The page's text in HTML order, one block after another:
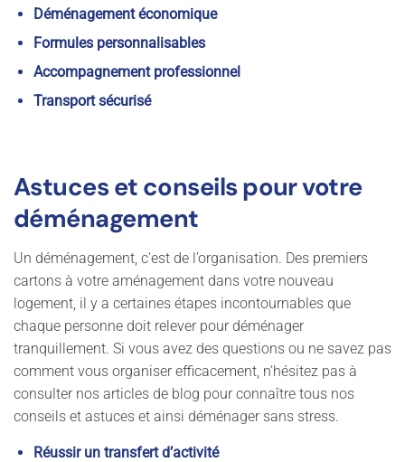
Déménagement économique
Formules personnalisables
Accompagnement professionnel
Transport sécurisé
Astuces et conseils pour votre
déménagement
Un déménagement, c’est de l’organisation. Des premiers
cartons à votre aménagement dans votre nouveau
logement, il y a certaines étapes incontournables que
chaque personne doit relever pour déménager
tranquillement. Si vous avez des questions ou ne savez pas
comment vous organiser efficacement, n’hésitez pas à
consulter nos articles de blog pour connaître tous nos
conseils et astuces et ainsi déménager sans stress.
Réussir un transfert d’activité